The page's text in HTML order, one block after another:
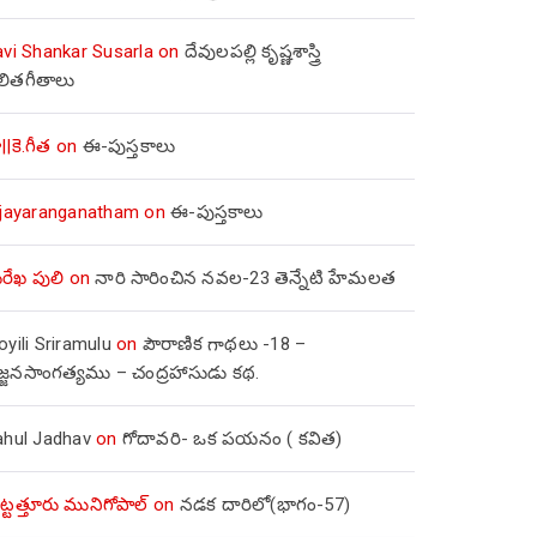
Shankar Susarlaon దేవులపల్లి కృష్ణశాస్త్రి
on ఈ-పుస్తకాలు
onఈ-పుస్తకాలు
పులి onనారి సారించిన నవల-23 తెన్నేటి హేమలత
Sriramulu on పౌరాణిక గాథలు -18 –
– చంద్రహాసుడు కథ.
Jadhavon గోదావరి- ఒక పయనం ( కవిత)
మునిగోపాల్on నడక దారిలో(భాగం-57)